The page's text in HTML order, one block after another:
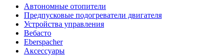
Автономные отопители
Предпусковые подогреватели двигателя
Устройства управления
Вебасто
Eberspacher
Аксессуары